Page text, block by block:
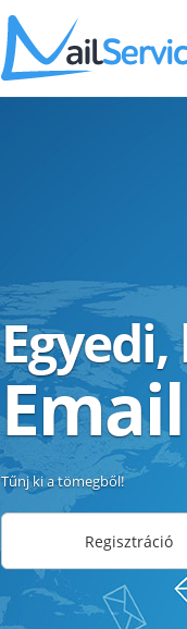
Tűnj ki a tömegből!
Regisztráció